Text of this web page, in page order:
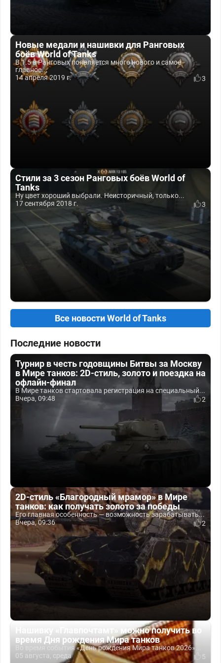
Новые медали и нашивки для Ранговых
боёв World of Tanks
В 1.5 в Ранговых появляется много нового и самое
главное...
14 апреля 2019 г.
3
Стили за 3 сезон Ранговых боёв World of
Tanks
Ну цвет хороший выбрали. Неисторичный, только...
17 сентября 2018 г.
3
Все новости World of Tanks
Последние новости
Турнир в честь годовщины Битвы за Москву
в Мире танков: 2D-стиль, золото и поездка на
офлайн-финал
В Мире танков стартовала регистрация на специальный...
Вчера, 09:48
2
2D-стиль «Благородный мрамор» в Мире
танков: как получать золото за победы
Его главная особенность — возможность зарабатывать...
Вчера, 09:36
2
Нашивку «Главпочтамт» можно получить во
время Дня рождения Мира танков
Во время события «День рождения Мира танков 2026»...
05 августа, среда
5